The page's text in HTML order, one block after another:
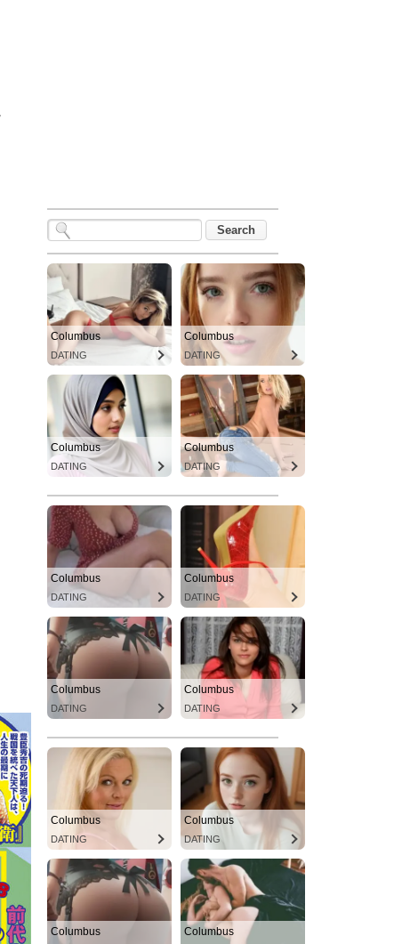
Columbus
DATING
Columbus
DATING
Columbus
DATING
Columbus
DATING
Columbus
DATING
Columbus
DATING
Columbus
DATING
Columbus
DATING
Columbus
DATING
Columbus
DATING
Columbus Columbus